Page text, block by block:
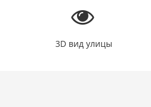
3D вид улицы